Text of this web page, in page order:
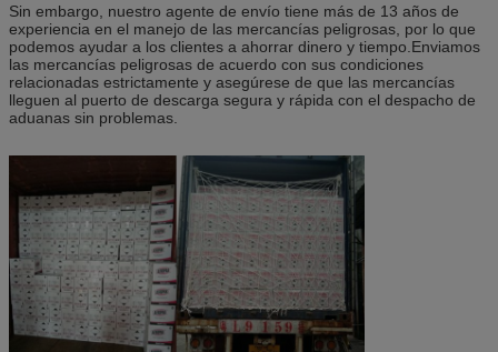
Sin embargo, nuestro agente de envío tiene más de 13 años de
experiencia en el manejo de las mercancías peligrosas, por lo que
podemos ayudar a los clientes a ahorrar dinero y tiempo.Enviamos
las mercancías peligrosas de acuerdo con sus condiciones
relacionadas estrictamente y asegúrese de que las mercancías
lleguen al puerto de descarga segura y rápida con el despacho de
aduanas sin problemas.